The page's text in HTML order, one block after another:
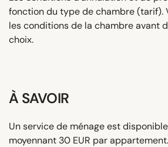
fonction du type de chambre (tarif).
les conditions de la chambre avant
choix.
À SAVOIR
Un service de ménage est
moyennant 30 EUR par